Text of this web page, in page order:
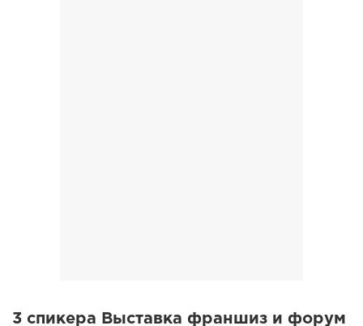
3 cпикера Выставка франшиз и форум